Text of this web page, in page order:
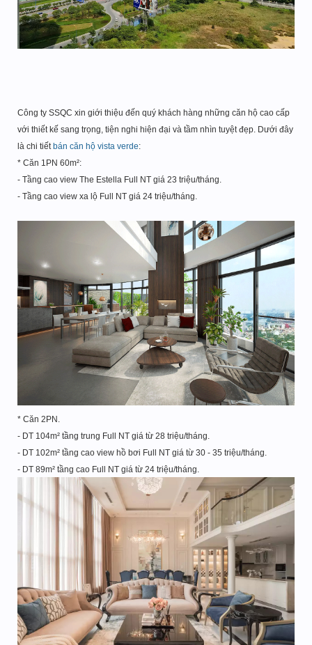
Công ty SSQC xin giới thiệu đến quý khách hàng những căn hộ cao cấp
với thiết kế sang trọng, tiện nghi hiện đại và tầm nhìn tuyệt đẹp. Dưới đây
là chi tiết bán căn hộ vista verde:
* Căn 1PN 60m²:
- Tầng cao view The Estella Full NT giá 23 triệu/tháng.
- Tầng cao view xa lộ Full NT giá 24 triệu/tháng.
* Căn 2PN.
- DT 104m² tầng trung Full NT giá từ 28 triệu/tháng.
- DT 102m² tầng cao view hồ bơi Full NT giá từ 30 - 35 triệu/tháng.
- DT 89m² tầng cao Full NT giá từ 24 triệu/tháng.